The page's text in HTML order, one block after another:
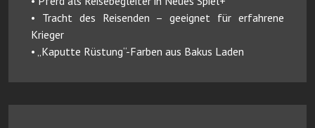
• Tracht des Reisenden – geeignet für erfahrene
Krieger
• „Kaputte Rüstung“-Farben aus Bakus Laden